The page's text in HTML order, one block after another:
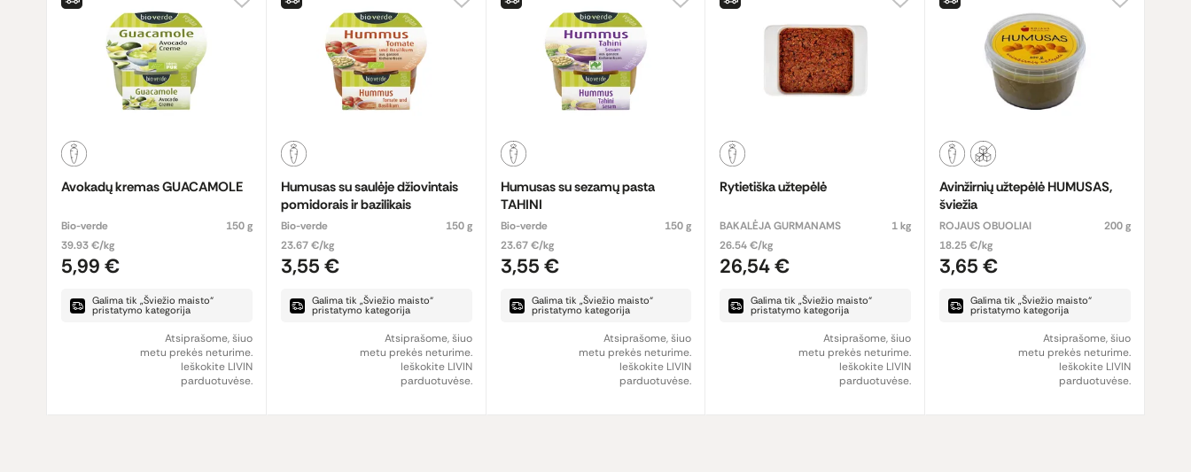
Avokadų kremas GUACAMOLE
Bio-verde
150 g
39.93 €/kg
5,99 €
Galima tik „Šviežio maisto“
pristatymo kategorija
Atsiprašome, šiuo
metu prekės neturime.
Ieškokite LIVIN
parduotuvėse.
Humusas su saulėje džiovintais
pomidorais ir bazilikais
Bio-verde
150 g
23.67 €/kg
3,55 €
Galima tik „Šviežio maisto“
pristatymo kategorija
Atsiprašome, šiuo
metu prekės neturime.
Ieškokite LIVIN
parduotuvėse.
Humusas su sezamų pasta
TAHINI
Bio-verde
150 g
23.67 €/kg
3,55 €
Galima tik „Šviežio maisto“
pristatymo kategorija
Atsiprašome, šiuo
metu prekės neturime.
Ieškokite LIVIN
parduotuvėse.
Rytietiška užtepėlė
BAKALĖJA GURMANAMS
1 kg
26.54 €/kg
26,54 €
Galima tik „Šviežio maisto“
pristatymo kategorija
Atsiprašome, šiuo
metu prekės neturime.
Ieškokite LIVIN
parduotuvėse.
Avinžirnių užtepėlė HUMUSAS,
šviežia
ROJAUS OBUOLIAI
200 g
18.25 €/kg
3,65 €
Galima tik „Šviežio maisto“
pristatymo kategorija
Atsiprašome, šiuo
metu prekės neturime.
Ieškokite LIVIN
parduotuvėse.